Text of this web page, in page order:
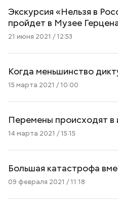
Экскурсия «Нельзя в
пройдет в Музее
21 июня 2021 / 12:53
Когда меньшинство
15 марта 2021 / 10:00
Перемены происходят в
14 марта 2021 / 15:15
Большая катастрофа
09 февраля 2021 / 11:18